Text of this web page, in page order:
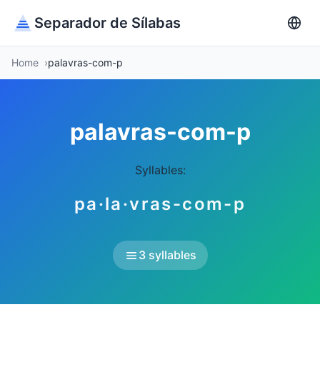
Separador de Sílabas
Home palavras-com-p
palavras-com-p
Syllables:
pa·la·vras-com-p
3 syllables